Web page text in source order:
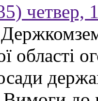
четвер,
області